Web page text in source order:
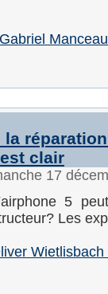
la
clair
17
5
Les